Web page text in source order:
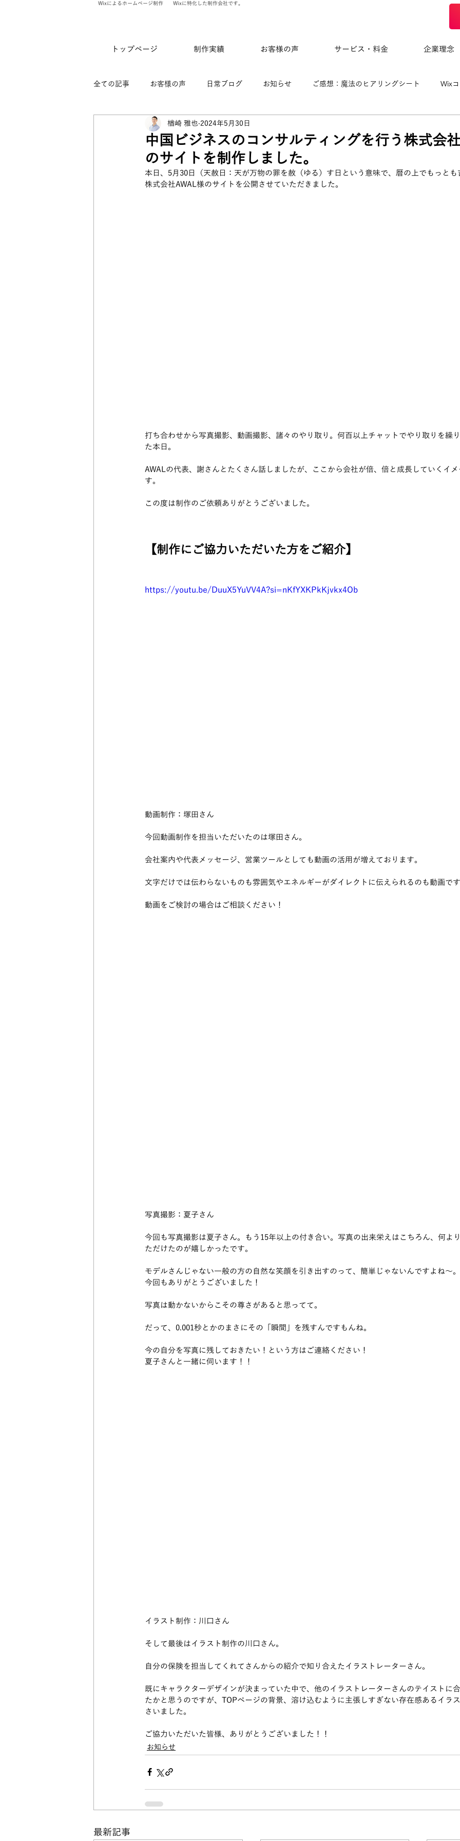
Wixによるホームページ制作 Wixに特化した制作会社です。
トップページ 制作実績 お客様の声 サービス・料金 企業理念
全ての記事 お客様の声 日常ブログ お知らせ ご感想：魔法のヒアリングシート Wix
ありのま会員限定記事 WixVeloによる制作事例
中国ビジネスのコンサルティングを行う株式会
のサイトを制作しました。
楢崎 雅也 2024年5月30日
本日、5月30日（天赦日：天が万物の罪を赦（ゆる）す日という意味で、暦の上でもっと
株式会社AWAL様のサイトを公開させていただきました。
打ち合わせから写真撮影、動画撮影、諸々のやり取り。何百以上チャットでやり取りを繰
た本日。
AWALの代表、謝さんとたくさん話しましたが、ここから会社が倍、倍と成長していくイ
す。
この度は制作のご依頼ありがとうございました。
【制作にご協力いただいた方をご紹介】
https://youtu.be/DuuX5YuVV4A?si=nKfYXKPkKjvkx4Ob
動画制作：塚田さん
今回動画制作を担当いただいたのは塚田さん。
会社案内や代表メッセージ、営業ツールとしても動画の活用が増えております。
文字だけでは伝わらないものも雰囲気やエネルギーがダイレクトに伝えられるのも動画で
動画をご検討の場合はご相談ください！
写真撮影：夏子さん
今回も写真撮影は夏子さん。もう15年以上の付き合い。写真の出来栄えはこちろん、何よ
ただけたのが嬉しかったです。
モデルさんじゃない一般の方の自然な笑顔を引き出すのって、簡単じゃないんですよね～。
今回もありがとうございました！
写真は動かないからこその尊さがあると思ってて。
だって、0.001秒とかのまさにその「瞬間」を残すんですもんね。
今の自分を写真に残しておきたい！という方はご連絡ください！
夏子さんと一緒に伺います！！
イラスト制作：川口さん
そして最後はイラスト制作の川口さん。
自分の保険を担当してくれてさんからの紹介で知り合えたイラストレーターさん。
既にキャラクターデザインが決まっていた中で、他のイラストレーターさんのテイストに
たかと思うのですが、TOPページの背景、溶け込むように主張しすぎない存在感あるイラ
さいました。
ご協力いただいた皆様、ありがとうございました！！
お知らせ
最新記事